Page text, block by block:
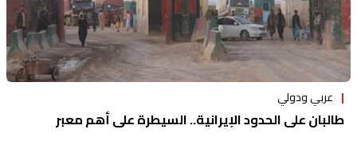
عربي ودولي
طالبان على الحدود الإيرانية.. السيطرة على أهم معبر